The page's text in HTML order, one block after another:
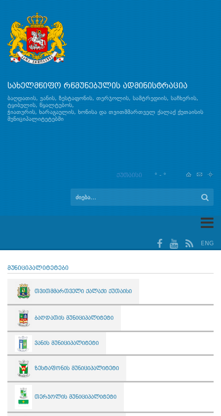
სახელმწიფო რწმუნებულის ადმინისტრაცია
ბაღდათის, ვანის, ზესტაფონის, თერჯოლის, სამტრედიის, საჩხერის,
ტყიბულის, წყალტუბოს,
ჭიათურის, ხარაგაულის, ხონისა და თვითმმართველ ქალაქ ქუთაისის
მუნიციპალიტეტებში
ქუთაისი ° - °
ENG
მუნიციპალიტეტები
თვითმმართველი ქალაქი ქუთაისი
ბაღდათის მუნიციპალიტეტი
ვანის მუნიციპალიტეტი
ზესტაფონის მუნიციპალიტეტი
თერჯოლის მუნიციპალიტეტი